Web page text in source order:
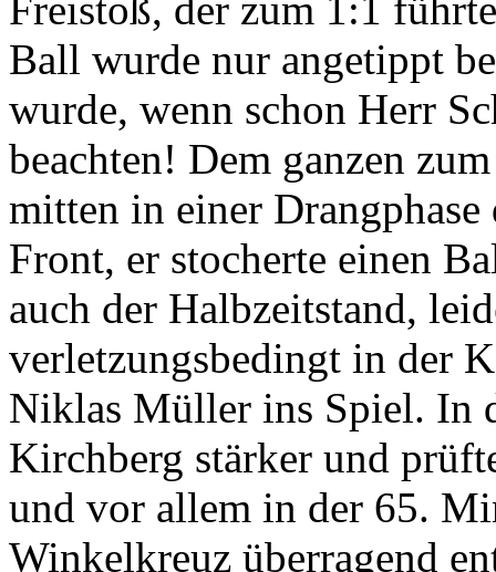
Ball wurde nur angetippt
wurde, wenn schon Herr
beachten! Dem ganzen
mitten in einer Drangphase
Front, er stocherte einen
auch der Halbzeitstand,
verletzungsbedingt in der
Niklas Müller ins Spiel. In
Kirchberg stärker und
und vor allem in der 65.
Winkelkreuz überragend